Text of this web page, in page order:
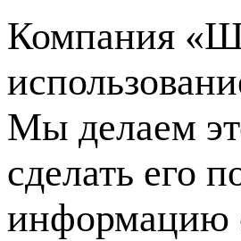
Компания
Мы делаем
сделать его
информацию